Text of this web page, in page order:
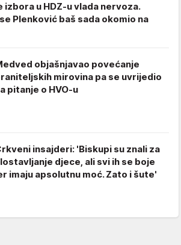
izbora u HDZ-u vlada nervoza.
Plenković baš sada okomio na
objašnjavao povećanje
mirovina pa se uvrijedio
pitanje o HVO-u
insajderi: 'Biskupi su znali za
djece, ali svi ih se boje
imaju apsolutnu moć. Zato i šute'